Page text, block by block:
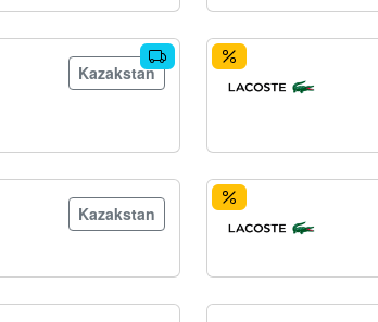
Kazakstan
Kazakstan